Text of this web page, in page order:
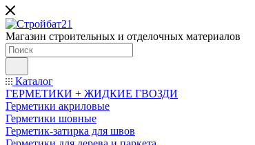
Магазин строительных и отделочных материалов
Каталог
ГЕРМЕТИКИ + ЖИДКИЕ ГВОЗДИ
Герметики акриловые
Герметики шовные
Герметик-затирка для швов